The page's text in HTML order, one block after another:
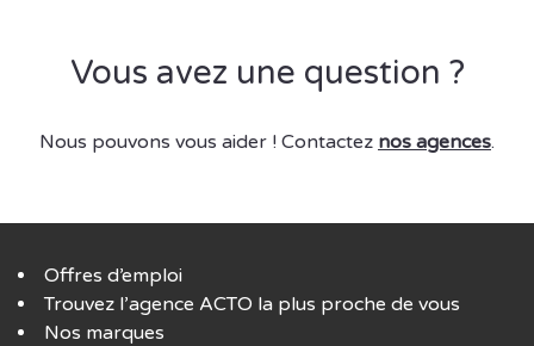
Vous avez une question ?
Nous pouvons vous aider ! Contactez nos agences.
Offres d’emploi
Trouvez l’agence ACTO la plus proche de vous
Nos marques